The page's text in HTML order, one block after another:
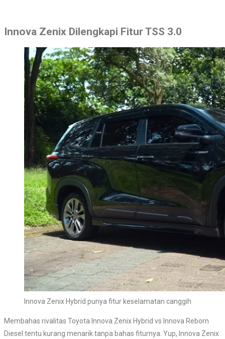
Innova Zenix Dilengkapi Fitur TSS 3.0
Innova Zenix Hybrid punya fitur keselamatan canggih
Membahas rivalitas Toyota Innova Zenix Hybrid vs Innova Reborn
Diesel tentu kurang menarik tanpa bahas fiturnya. Yup, Innova Zenix